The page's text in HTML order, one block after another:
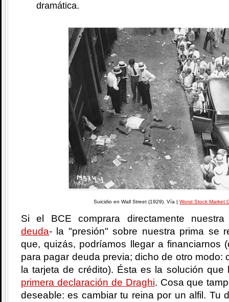
dramática.
Suicidio en Wall Street (1929). Vía | Worst Stock Market
Si el BCE comprara directamente
deuda- la "presión" sobre nuestra prima se
que, quizás, podríamos llegar a financiarnos
para pagar deuda previa; dicho de otro modo:
la tarjeta de crédito). Ésta es la solución
primera declaración de Draghi. Cosa que
deseable: es cambiar tu reina por un alfil. Tu